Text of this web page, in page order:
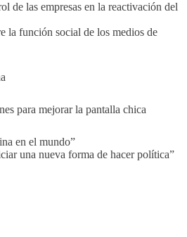
de las empresas en la reactivación del
la función social de los medios de
para mejorar la pantalla chica
en el mundo”
una nueva forma de hacer política”